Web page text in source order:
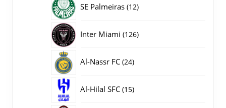
SE Palmeiras 1212
Inter Miami 126126
Al-Nassr FC 2424
Al-Hilal SFC 1515